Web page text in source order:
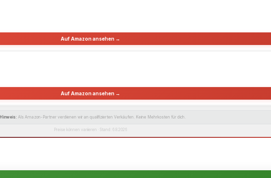
Auf Amazon ansehen →
Auf Amazon ansehen →
Hinweis: Als Amazon-Partner verdienen wir an qualifizierten Verkäufen. Keine Mehrkosten für dich.
Preise können variieren · Stand: 6.8.2026